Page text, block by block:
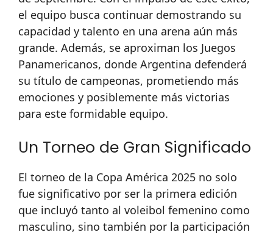
el equipo busca continuar demostrando su
capacidad y talento en una arena aún más
grande. Además, se aproximan los Juegos
Panamericanos, donde Argentina defenderá
su título de campeonas, prometiendo más
emociones y posiblemente más victorias
para este formidable equipo.
Un Torneo de Gran Significado
El torneo de la Copa América 2025 no solo
fue significativo por ser la primera edición
que incluyó tanto al voleibol femenino como
masculino, sino también por la participación